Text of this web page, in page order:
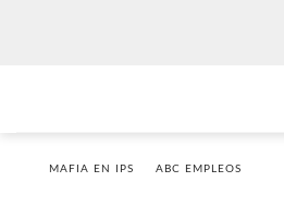
MAFIA EN IPS ABC EMPLEOS